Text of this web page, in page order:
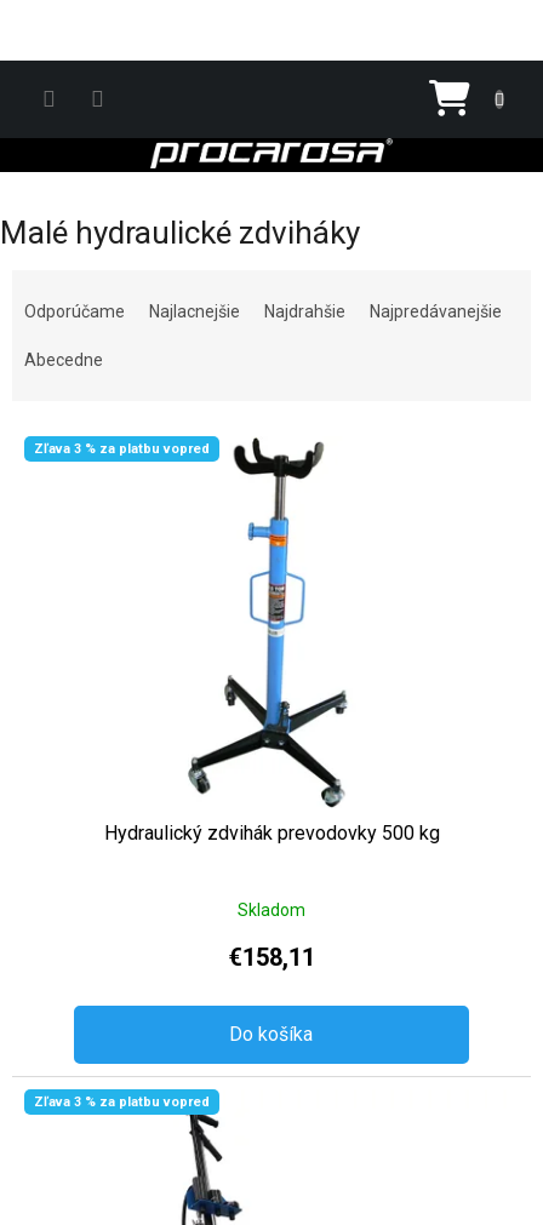
Malé hydraulické zdviháky
Odporúčame Najlacnejšie Najdrahšie Najpredávanejšie
Abecedne
Výpis produktov
Zľava 3 % za platbu vopred
Hydraulický zdvihák prevodovky 500 kg
Skladom
€158,11
Do košíka
Zľava 3 % za platbu vopred